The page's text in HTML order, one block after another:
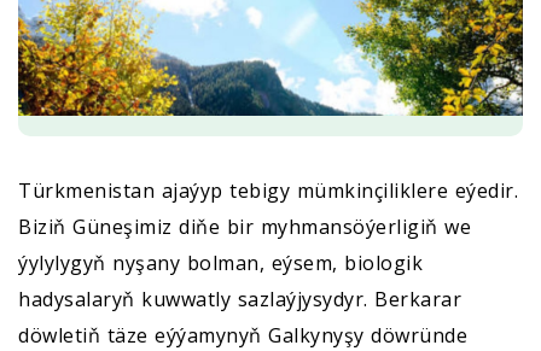
Türkmenistan ajaýyp tebigy mümkinçiliklere eýedir.
Biziň Güneşimiz diňe bir myhmansöýerligiň we
ýylylygyň nyşany bolman, eýsem, biologik
hadysalaryň kuwwatly sazlaýjysydyr. Berkarar
döwletiň täze eýýamynyň Galkynyşy döwründe